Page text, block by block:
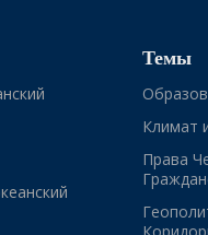
Темы
Климат
Права